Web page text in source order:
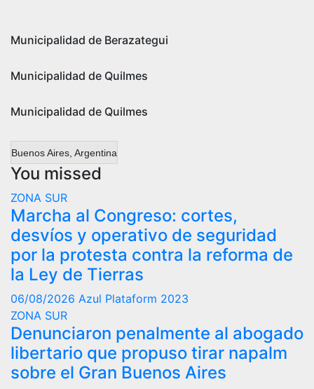
Municipalidad de Berazategui
Municipalidad de Quilmes
Municipalidad de Quilmes
Buenos Aires, Argentina
You missed
ZONA SUR
Marcha al Congreso: cortes,
desvíos y operativo de seguridad
por la protesta contra la reforma de
la Ley de Tierras
06/08/2026 Azul Plataform 2023
ZONA SUR
Denunciaron penalmente al abogado
libertario que propuso tirar napalm
sobre el Gran Buenos Aires